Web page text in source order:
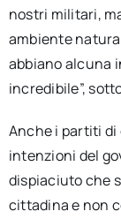
nostri militari,
ambiente
abbiano alcuna
incredibile”,
Anche i partiti
intenzioni del
dispiaciuto che
cittadina e non